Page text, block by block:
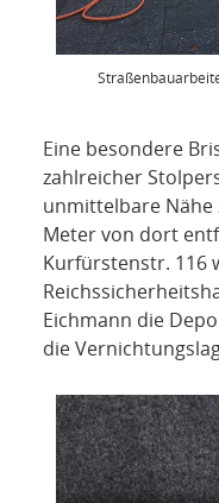
Eine besondere
zahlreicher
unmittelbare Nähe
Meter von dort
Kurfürstenstr. 116
Eichmann die
die